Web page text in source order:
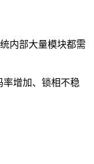
内部大量模块都需
增加、锁相不稳